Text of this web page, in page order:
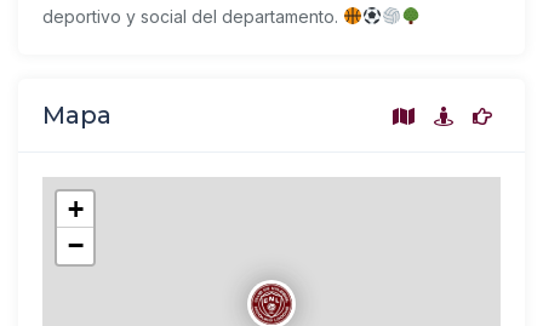
deportivo y social del departamento.
Mapa
+
−